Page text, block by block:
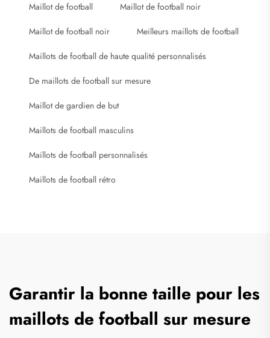
Maillot de football Maillot de football noir
Maillot de football noir Meilleurs maillots de football
Maillots de football de haute qualité personnalisés
De maillots de football sur mesure
Maillot de gardien de but
Maillots de football masculins
Maillots de football personnalisés
Maillots de football rétro
Garantir la bonne taille pour les
maillots de football sur mesure